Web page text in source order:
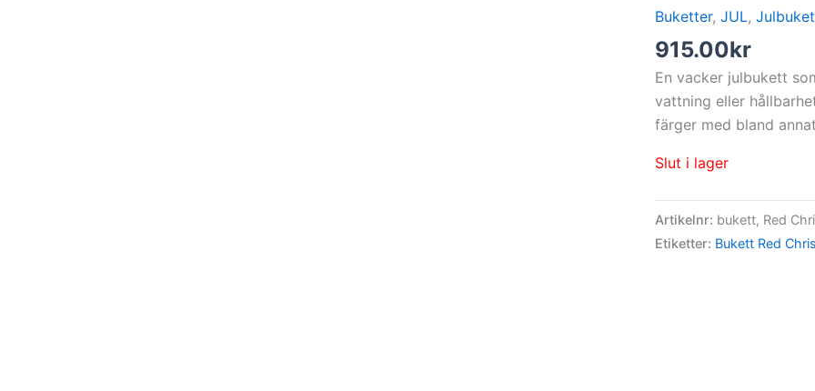
Buketter, JUL,
915.00kr
En vacker julbukett
vattning eller
färger med bland
Slut i lager
Artikelnr: bukett, Red
Etiketter: Bukett Red